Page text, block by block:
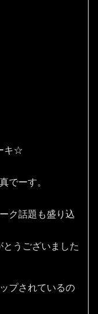
キ☆
でーす。
ク話題も盛り込
うございました
プされているの